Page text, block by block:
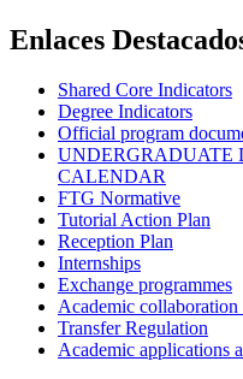
Enlaces
Shared Core Indicators
Degree Indicators
Official program
UNDERGRADUATE
CALENDAR
FTG Normative
Tutorial Action Plan
Reception Plan
Internships
Exchange programmes
Academic collaboration
Transfer Regulation
Academic applications